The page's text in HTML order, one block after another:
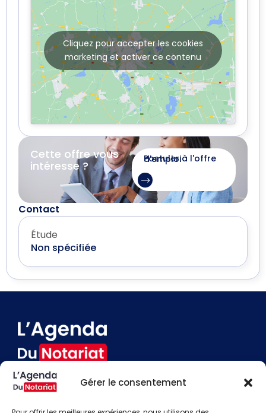
Gérer le consentement
Cliquez pour accepter les cookies
marketing et activer ce contenu
Cette offre vous
intéresse ?
Postuler à l'offre d'emploi
Contact
Étude
Non spécifiée